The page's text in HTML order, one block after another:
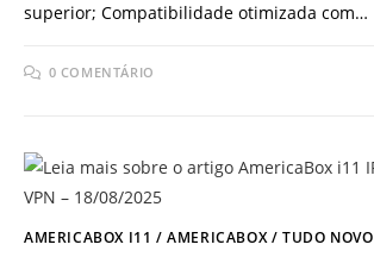
superior; Compatibilidade otimizada com…
0 COMENTÁRIO
AMERICABOX I11 /AMERICABOX/TUDO NOVO